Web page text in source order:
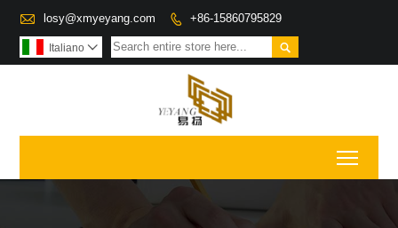
 losy@xmyeyang.com  +86-15860795829

Italiano 